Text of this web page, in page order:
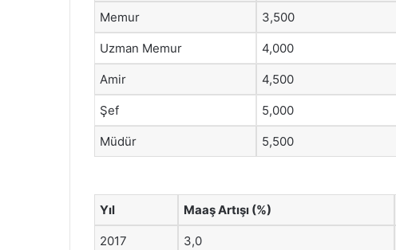
Memur 3,500
Uzman Memur 4,000
Amir 4,500
Şef 5,000
Müdür 5,500
Yıl Maaş Artışı (%)
2017 3,0